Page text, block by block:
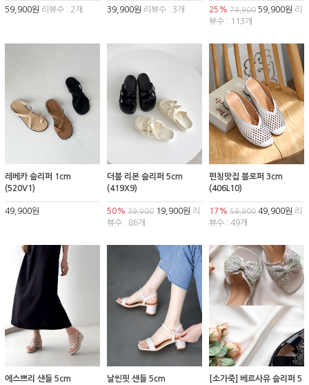
59,900원 리뷰수 : 2개 39,900원 리뷰수 : 3개 25% 79,90059,900원 리
뷰수 : 113개
레베카 슬리퍼 1cm
(520V1)
49,900원
더블 리본 슬리퍼 5cm
(419X9)
50% 39,90019,900원 리
뷰수 : 86개
펀칭맛집 블로퍼 3cm
(406L10)
17% 59,90049,900원 리
뷰수 : 49개
에스쁘리 샌들 5cm
날씬핏 샌들 5cm
[소가죽] 베르사유 슬리퍼 5